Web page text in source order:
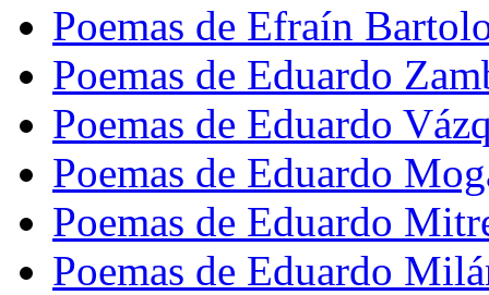
Poemas de Efraín
Poemas de Eduardo
Poemas de Eduardo
Poemas de Eduardo
Poemas de Eduardo
Poemas de Eduardo